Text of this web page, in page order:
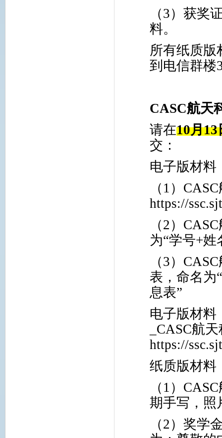
（3）获奖
料。
所有纸质版
到电信群楼
CASC航天
请在10月13
交：
电子版材料
（ 1 ） CASC
https://
（2 ） CASC
为“学号+姓
（3） CASC
表，命名为
息表”
电子版材料
_CASC航天
https://
纸质版材料
（ 1 ） CASC
期手写，照
（2 ）奖学